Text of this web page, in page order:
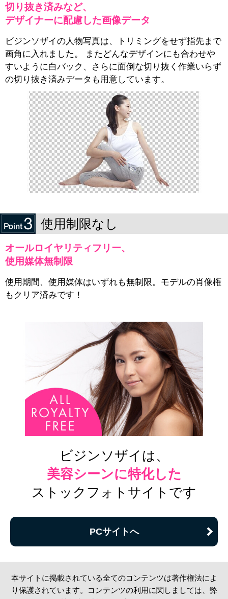
切り抜き済みなど、
デザイナーに配慮した画像データ
ビジンソザイの人物写真は、トリミングをせず指先まで
画角に入れました。 またどんなデザインにも合わせや
すいように白バック、さらに面倒な切り抜く作業いらず
の切り抜き済みデータも用意しています。
使用制限なし
オールロイヤリティフリー、
使用媒体無制限
使用期間、使用媒体はいずれも無制限。モデルの肖像権
もクリア済みです！
ビジンソザイは、
美容シーンに特化した
ストックフォトサイトです
PCサイトへ
本サイトに掲載されている全てのコンテンツは著作権法によ
り保護されています。コンテンツの利用に関しましては、弊